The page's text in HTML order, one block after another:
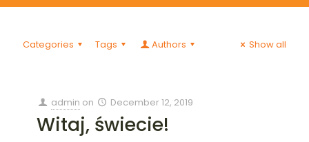
Categories Tags Authors Show all
admin on December 12, 2019
Witaj, świecie!